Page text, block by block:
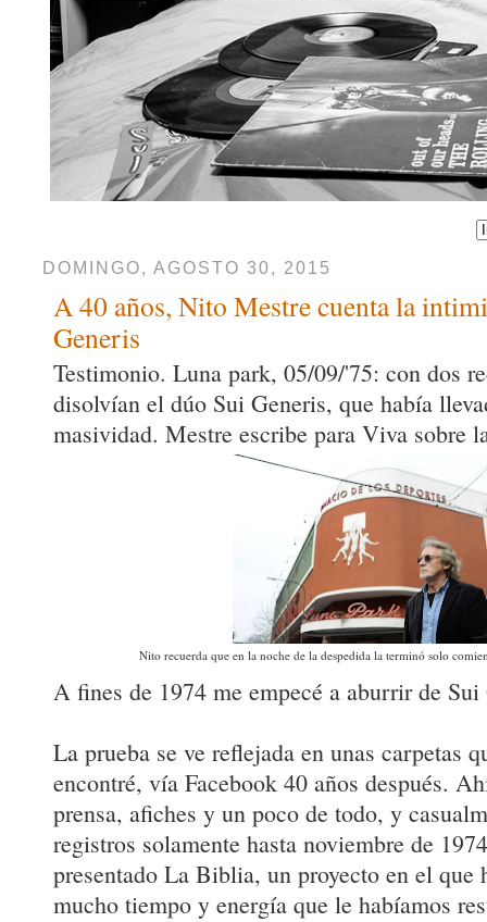
DOMINGO, AGOSTO 30, 2015
A 40 años, Nito Mestre cuenta la
Generis
Testimonio. Luna park, 05/09/'75: con dos
disolvían el dúo Sui Generis, que había
masividad. Mestre escribe para Viva sobre
Nito recuerda que en la noche de la despedida la terminó solo
A fines de 1974 me empecé a aburrir de Sui
La prueba se ve reflejada en unas carpetas
encontré, vía Facebook 40 años después.
prensa, afiches y un poco de todo, y
registros solamente hasta noviembre de
presentado La Biblia, un proyecto en el que
mucho tiempo y energía que le habíamos